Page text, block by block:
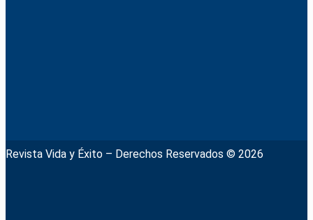
Revista Vida y Éxito – Derechos Reservados © 2026